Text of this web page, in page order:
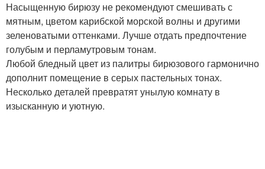
Насыщенную бирюзу не рекомендуют смешивать с
мятным, цветом карибской морской волны и другими
зеленоватыми оттенками. Лучше отдать предпочтение
голубым и перламутровым тонам.
Любой бледный цвет из палитры бирюзового гармонично
дополнит помещение в серых пастельных тонах.
Несколько деталей превратят унылую комнату в
изысканную и уютную.